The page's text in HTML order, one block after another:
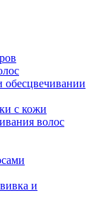
с кожи
волос
и